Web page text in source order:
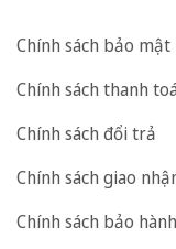
Chính sách bảo mật
Chính sách thanh
Chính sách đổi trả
Chính sách giao
Chính sách bảo hành